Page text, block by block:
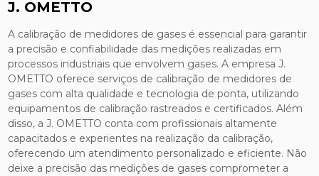
J. OMETTO
A calibração de medidores de gases é essencial para garantir
a precisão e confiabilidade das medições realizadas em
processos industriais que envolvem gases. A empresa J.
OMETTO oferece serviços de calibração de medidores de
gases com alta qualidade e tecnologia de ponta, utilizando
equipamentos de calibração rastreados e certificados. Além
disso, a J. OMETTO conta com profissionais altamente
capacitados e experientes na realização da calibração,
oferecendo um atendimento personalizado e eficiente. Não
deixe a precisão das medições de gases comprometer a